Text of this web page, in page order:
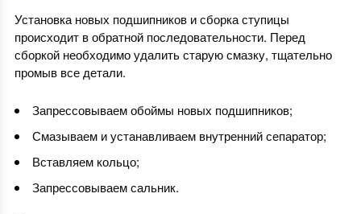
Установка новых подшипников и сборка ступицы
происходит в обратной последовательности. Перед
сборкой необходимо удалить старую смазку, тщательно
промыв все детали.
Запрессовываем обоймы новых подшипников;
Смазываем и устанавливаем внутренний сепаратор;
Вставляем кольцо;
Запрессовываем сальник.